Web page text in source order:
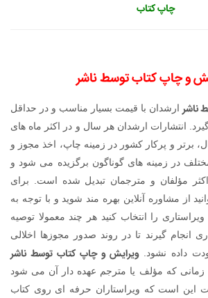
چاپ کتاب
و چاپ کتاب توسط ناشر
ناشر ارشدان با قیمت بسیار مناسب و در حداقل
انتشارات ارشدان هر سال و در اکثر ماه های
برتر و پرکار کشور در زمینه چاپ، اخذ مجوز و
در زمینه های گوناگون برگزیده می شود و
اکثر مؤلفان و مترجمان تبدیل شده است. برای
از مشاوره آنلاین بهره مند شوید و با توجه به
را انتخاب کنید هر چند معمولا توصیه
انجام گیرند تا در روند صدور مجوزها اخلالی
داده نشود.ویرایش و چاپ کتاب توسط ناشر
که مؤلف یا مترجم عهده دار آن می شود
این است که ویراستاران حرفه ای روی کتاب